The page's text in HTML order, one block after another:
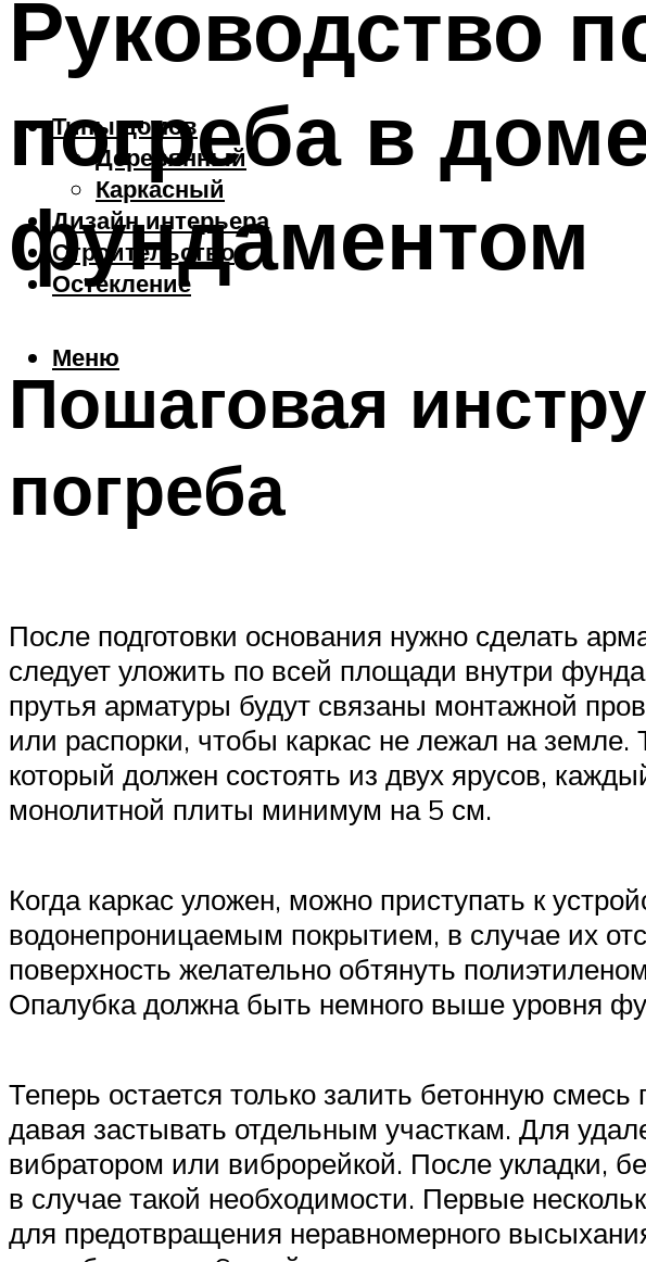
Типы домов
Деревянный
Каркасный
Дизайн интерьера
Строительство
Остекление
Меню
Руководство
погреба в
фундаментом
Пошаговая
погреба
После подготовки основания нужно сделать
следует уложить по всей площади внутри
прутья арматуры будут связаны монтажной
или распорки, чтобы каркас не лежал на земле.
который должен состоять из двух ярусов,
монолитной плиты минимум на 5 см.
Когда каркас уложен, можно приступать к
водонепроницаемым покрытием, в случае их
поверхность желательно обтянуть
Опалубка должна быть немного выше уровня
Теперь остается только залить бетонную
давая застывать отдельным участкам. Для
вибратором или виброрейкой. После укладки,
в случае такой необходимости. Первые
для предотвращения неравномерного